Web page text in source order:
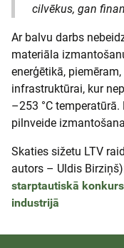
cilvēkus, gan
Ar balvu darbs
materiāla
enerģētikā,
infrastruktūrai, kur
–253 °C
pilnveide
Skaties sižetu LTV
autors – Uldis
starptautiskā
industrijā